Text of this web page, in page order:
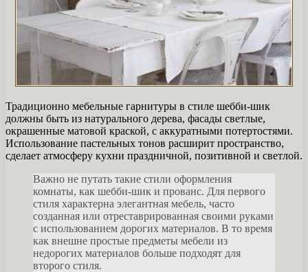
Традиционно мебельные гарнитуры в стиле шебби-шик
должны быть из натурального дерева, фасады светлые,
окрашенные матовой краской, с аккуратными потертостями.
Использование пастельных тонов расширит пространство,
сделает атмосферу кухни праздничной, позитивной и светлой.
Важно не путать такие стили оформления
комнаты, как шебби-шик и прованс. Для первого
стиля характерна элегантная мебель, часто
созданная или отреставрированная своими руками
с использованием дорогих материалов. В то время
как внешне простые предметы мебели из
недорогих материалов больше подходят для
второго стиля.